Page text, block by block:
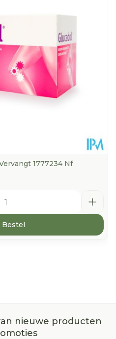
Lactosevrij,
- 25°C)
1777234 Nf
Bestel
nieuwe producten